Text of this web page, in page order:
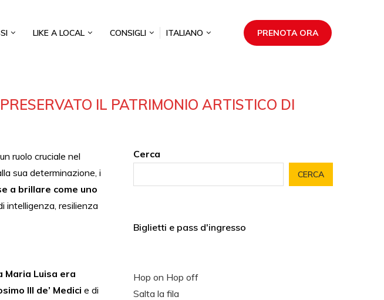
LIKE A LOCAL CONSIGLI ITALIANO PRENOTA ORA
IL PATRIMONIO ARTISTICO DI
ruolo cruciale nel
sua determinazione, i
a brillare come uno
intelligenza, resilienza
Maria Luisa era
III de’ Medici e di
Cerca
CERCA
Biglietti e pass d'ingresso
Hop on Hop off
Salta la fila